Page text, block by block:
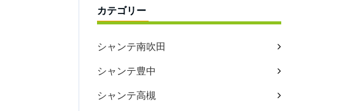
カテゴリー
シャンテ南吹田
シャンテ豊中
シャンテ高槻